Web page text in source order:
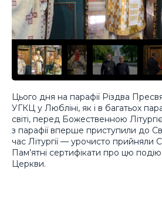
Цього дня на парафії Різдва
УГКЦ у Любліні, як і в багатьох
світі, перед Божественною
з парафії вперше приступили до
час Літургії — урочисто прийняли
Пам’ятні сертифікати про цю
Церкви.